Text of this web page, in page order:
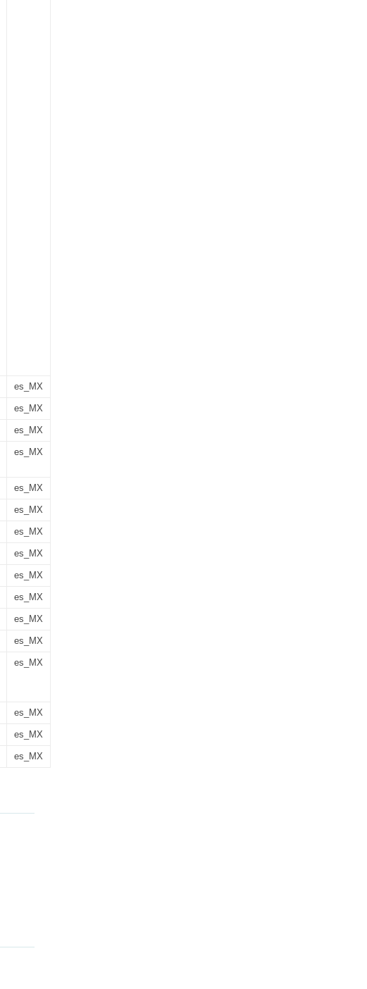
es_MX
es_MX
es_MX
es_MX
es_MX
es_MX
es_MX
es_MX
es_MX
es_MX
es_MX
es_MX
es_MX
es_MX
es_MX
es_MX